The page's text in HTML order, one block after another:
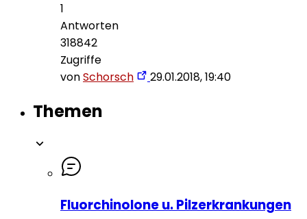
1
Antworten
318842
Zugriffe
vonSchorsch 29.01.2018, 19:40
Themen
Fluorchinolone u. Pilzerkrankungen